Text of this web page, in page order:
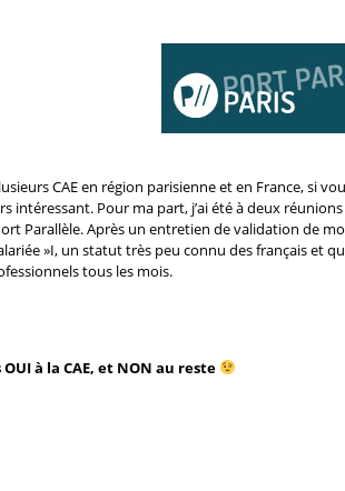
CAE en région parisienne et en France, si
intéressant. Pour ma part, j’ai été à deux
Parallèle. Après un entretien de validation de
»I, un statut très peu connu des français et
tous les mois.
à la CAE, et NON au reste